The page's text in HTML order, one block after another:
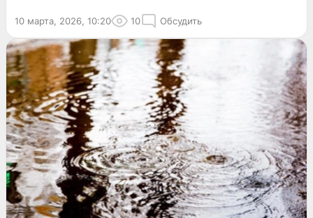
10 марта, 2026, 10:20 10 Обсудить